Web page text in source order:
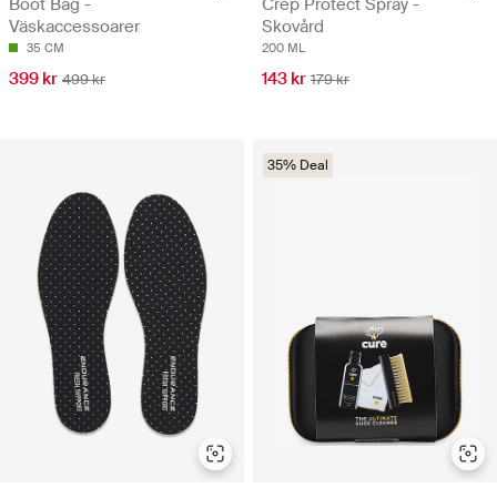
Boot Bag -
Väskaccessoarer
35 CM
399 kr 499 kr
Crep Protect Spray -
Skovård
200 ML
143 kr 179 kr
35% Deal